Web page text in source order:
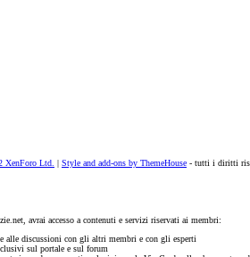
XenForo Ltd. Style and add-ons by ThemeHouse - tutti i diritti
avrai accesso a contenuti e servizi riservati ai membri:
alle discussioni con gli altri membri e con gli esperti
sul portale e sul forum